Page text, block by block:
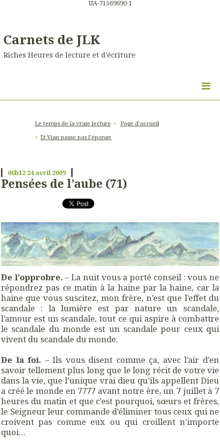
UA-71569690-1
Carnets de JLK
Riches Heures de lecture et d'écriture
Le temps de la vraie lecture
Page d'accueil
Et Vian passe pas l'éponge
06h12 24 avril 2009
Pensées de l’aube (71)
De l’opprobre. – La nuit vous a porté conseil : vous ne
répondrez pas ce matin à la haine par la haine, car la
haine que vous suscitez, mon frère, n’est que l’effet du
scandale : la lumière est par nature un scandale,
l’amour est un scandale, tout ce qui aspire à combattre
le scandale du monde est un scandale pour ceux qui
vivent du scandale du monde.
De la foi. – Ils vous disent comme ça, avec l’air d’en
savoir tellement plus long que le long récit de votre vie
dans la vie, que l’unique vrai dieu qu’ils appellent Dieu
a créé le monde en 7777 avant notre ère, un 7 juillet à 7
heures du matin et que c’est pourquoi, sœurs et frères,
le Seigneur leur commande d’éliminer tous ceux qui ne
croivent pas comme eux ou qui croillent n’importe
quoi…